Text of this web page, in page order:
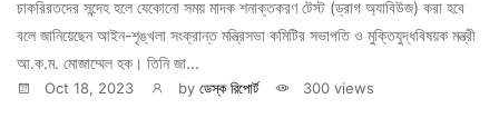
চাকরিরতদের সন্দেহ হলে যেকোনো সময় মাদক শনাক্তকরণ টেস্ট (ড্রাগ অ্যাবিউজ) করা হবে
বলে জানিয়েছেন আইন-শৃঙ্খলা সংক্রান্ত মন্ত্রিসভা কমিটির সভাপতি ও মুক্তিযুদ্ধবিষয়ক মন্ত্রী
আ.ক.ম. মোজাম্মেল হক। তিনি জা...
Oct 18, 2023 by ডেস্ক রিপোর্ট 300 views